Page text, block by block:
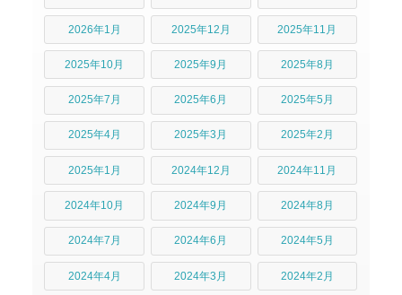
2026年1月 2025年12月 2025年11月
2025年10月 2025年9月 2025年8月
2025年7月 2025年6月 2025年5月
2025年4月 2025年3月 2025年2月
2025年1月 2024年12月 2024年11月
2024年10月 2024年9月 2024年8月
2024年7月 2024年6月 2024年5月
2024年4月 2024年3月 2024年2月